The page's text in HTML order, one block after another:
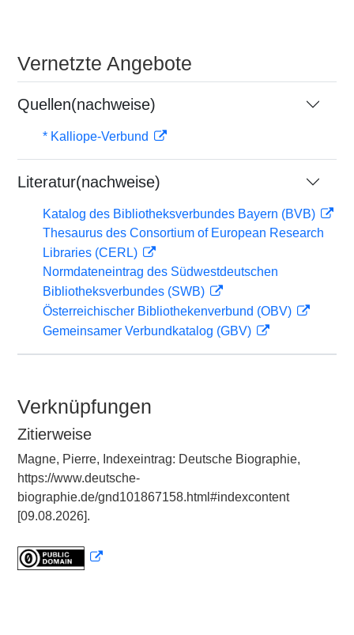
Vernetzte Angebote
Quellen(nachweise)
* Kalliope-Verbund
Literatur(nachweise)
Katalog des Bibliotheksverbundes Bayern (BVB)
Thesaurus des Consortium of European Research
Libraries (CERL)
Normdateneintrag des Südwestdeutschen
Bibliotheksverbundes (SWB)
Österreichischer Bibliothekenverbund (OBV)
Gemeinsamer Verbundkatalog (GBV)
Verknüpfungen
Zitierweise
Magne, Pierre, Indexeintrag: Deutsche Biographie,
https://www.deutsche-
biographie.de/gnd101867158.html#indexcontent
[09.08.2026].